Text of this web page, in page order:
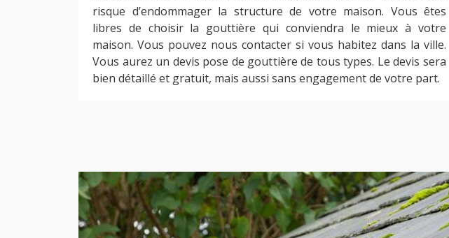
risque d’endommager la structure de votre maison. Vous êtes
libres de choisir la gouttière qui conviendra le mieux à votre
maison. Vous pouvez nous contacter si vous habitez dans la ville.
Vous aurez un devis pose de gouttière de tous types. Le devis sera
bien détaillé et gratuit, mais aussi sans engagement de votre part.